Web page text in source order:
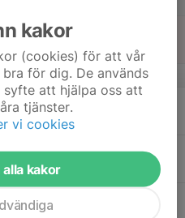
kakor
(cookies) för att vår
för dig. De används
att hjälpa oss att
tjänster.
vi cookies
kakor